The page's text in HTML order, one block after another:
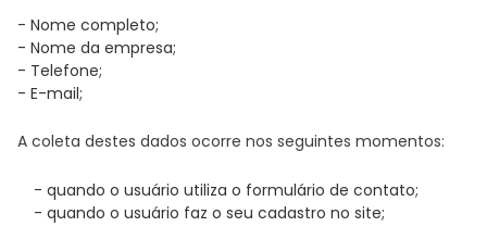
- Nome completo;
- Nome da empresa;
- Telefone;
- E-mail;
A coleta destes dados ocorre nos seguintes momentos:
- quando o usuário utiliza o formulário de contato;
- quando o usuário faz o seu cadastro no site;